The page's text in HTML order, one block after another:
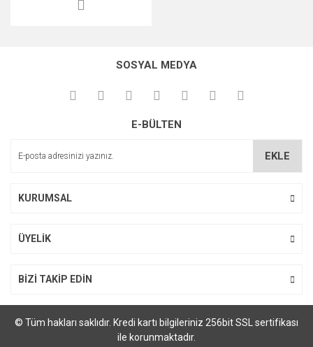
SOSYAL MEDYA
E-BÜLTEN
EKLE
KURUMSAL
ÜYELİK
BİZİ TAKİP EDİN
© Tüm hakları saklıdır. Kredi kartı bilgileriniz 256bit SSL sertifikası
ile korunmaktadır.